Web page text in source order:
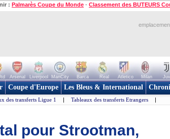
: Palmarès Coupe du Monde - Classement des BUTEURS
Arsenal Liverpool ManCity Barca Real Atletico Milan
Coupe d'Europe Les Bleus & International
des transferts Ligue 1 | Tableaux des transferts Etrangers |
pour Strootman,